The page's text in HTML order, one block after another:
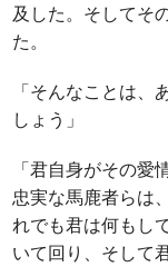
及した。そしてそ
た。
「そんなことは
しょう」
「君自身がその愛
忠実な馬鹿者らは
れでも君は何もし
いて回り、そして